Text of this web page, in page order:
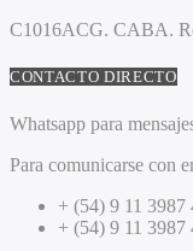
C1016ACG. CABA.
CONTACTO DIRECTO
Whatsapp para
Para comunicarse con
+ (54) 9 11 3987
+ (54) 9 11 3987